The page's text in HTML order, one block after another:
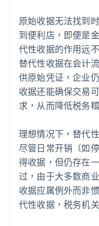
原始收据无法找到
到便利店，即便是
代性收据的作用远
替代性收据在会计
供原始凭证，企业
收据还能确保交易
求，从而降低税务
理想情况下，替代
尽管日常开销（如
得收据，但仍存在
过，由于大多数商
收据应属例外而非
代性收据，税务机